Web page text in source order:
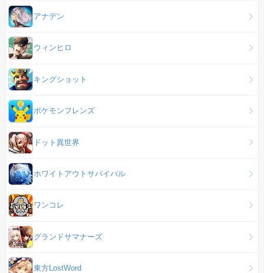
アナデン
ウィンヒロ
キングショット
ポケモンフレンズ
ドット異世界
ホワイトアウトサバイバル
ワンコレ
グランドサマナーズ
東方LostWord